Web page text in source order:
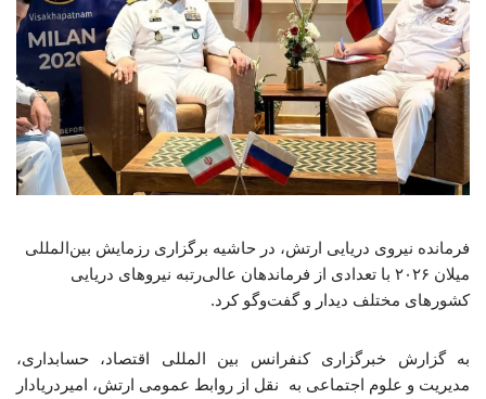
فرمانده نیروی دریایی ارتش، در حاشیه برگزاری رزمایش بین‌المللی
میلان ۲۰۲۶ با تعدادی از فرماندهان عالی‌رتبه نیروهای دریایی
کشورهای مختلف دیدار و گفت‌وگو کرد.
به گزارش خبرگزاری کنفرانس بین المللی اقتصاد، حسابداری،
مدیریت و علوم اجتماعی به نقل از روابط عمومی ارتش، امیردریادار